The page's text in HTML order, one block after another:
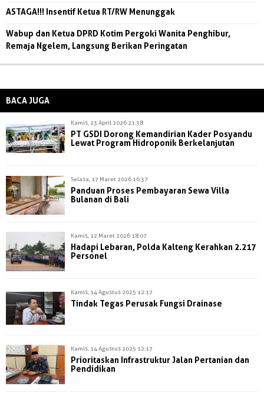
ASTAGA!!! Insentif Ketua RT/RW Menunggak
Wabup dan Ketua DPRD Kotim Pergoki Wanita Penghibur,
Remaja Ngelem, Langsung Berikan Peringatan
BACA JUGA
Kamis, 23 April 2026 21:38
PT GSDI Dorong Kemandirian Kader Posyandu
Lewat Program Hidroponik Berkelanjutan
Selasa, 17 Maret 2026 16:37
Panduan Proses Pembayaran Sewa Villa
Bulanan di Bali
Kamis, 12 Maret 2026 18:07
Hadapi Lebaran, Polda Kalteng Kerahkan 2.217
Personel
Kamis, 14 Agustus 2025 12:17
Tindak Tegas Perusak Fungsi Drainase
Kamis, 14 Agustus 2025 12:17
Prioritaskan Infrastruktur Jalan Pertanian dan
Pendidikan